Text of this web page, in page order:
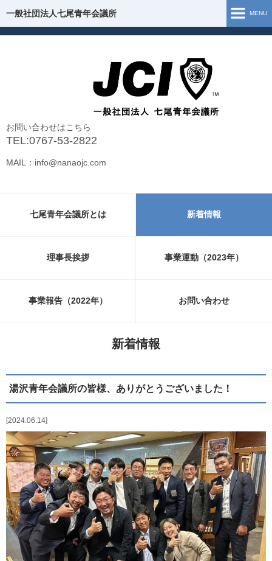
一般社団法人七尾青年会議所
お問い合わせはこちら
TEL:0767-53-2822
MAIL：info@nanaojc.com
MENU
組織図
事業運動（2026年）
新型コロナウイルス 支援・情報
七尾青年会議所とは 新着情報
理事長挨拶 事業運動（2023年）
事業報告（2022年） お問い合わせ
新着情報
2024.06.14
湯沢青年会議所の皆様、ありがとうございました！